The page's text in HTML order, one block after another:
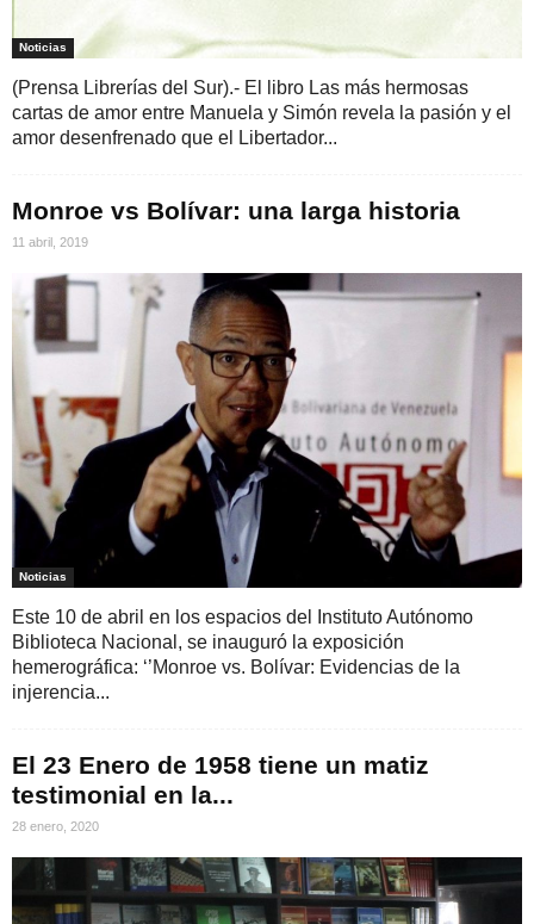
Noticias
(Prensa Librerías del Sur).- El libro Las más hermosas
cartas de amor entre Manuela y Simón revela la pasión y el
amor desenfrenado que el Libertador...
Monroe vs Bolívar: una larga historia
11 abril, 2019
Noticias
Este 10 de abril en los espacios del Instituto Autónomo
Biblioteca Nacional, se inauguró la exposición
hemerográfica: ‘’Monroe vs. Bolívar: Evidencias de la
injerencia...
El 23 Enero de 1958 tiene un matiz
testimonial en la...
28 enero, 2020